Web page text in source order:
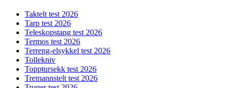
Taktelt test 2026
Tarp test 2026
Teleskopstang test 2026
Termos test 2026
Terreng-elsykkel test 2026
Tollekniv
Topptursekk test 2026
Tremannstelt test 2026